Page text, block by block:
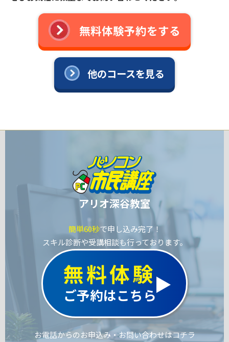
無料体験予約をする
他のコースを見る
アリオ深谷教室
簡単60秒で申し込み完了！
スキル診断や受講相談も行っております。
無料体験
ご予約はこちら
お電話からのお申込み・お問い合わせはコチラ